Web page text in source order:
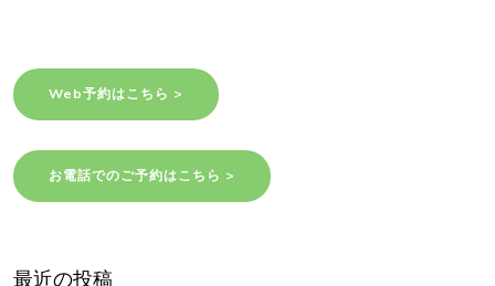
Web予約はこちら >
お電話でのご予約はこちら >
最近の投稿